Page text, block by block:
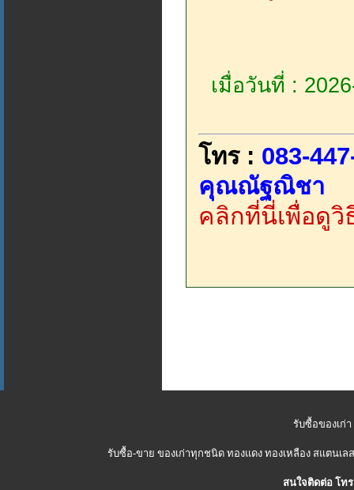
เมื่อวันที่ :
โทร : 083-
คุณณัฐณิชา
คลิกที่นี่เพื่อดูวิ
รับซื้อของเก่
รับซื้อ-ขาย ของเก่าทุกชนิด ทองแดง ทองเหลือง สแตนเ
สนใจติดต่อ โทร